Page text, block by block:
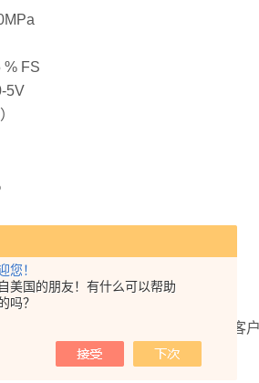
您！
美国的朋友！有什么可以帮助
吗？
X FS
% FS
5V
锈钢
航空插件
M18×1.5 M22×1.5,G3/4（可按客